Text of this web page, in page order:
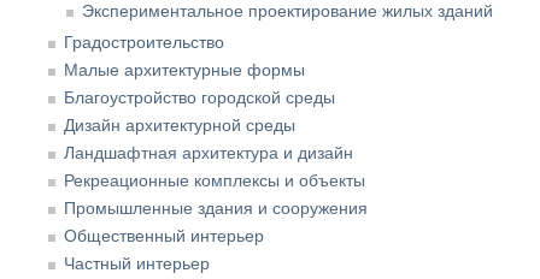
Экспериментальное проектирование жилых зданий
Градостроительство
Малые архитектурные формы
Благоустройство городской среды
Дизайн архитектурной среды
Ландшафтная архитектура и дизайн
Рекреационные комплексы и объекты
Промышленные здания и сооружения
Общественный интерьер
Частный интерьер